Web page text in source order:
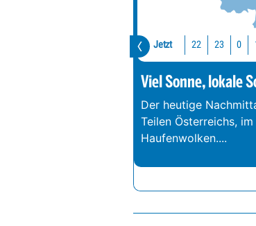
Jetzt 22 23 0
Viel Sonne, lokale
Der heutige
Teilen Österreichs,
Haufenwolken....